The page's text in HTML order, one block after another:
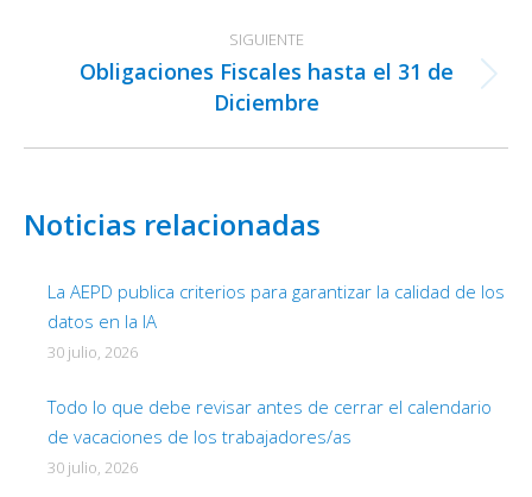
SIGUIENTE
Publicación
siguiente:
Obligaciones Fiscales hasta el 31 de
Diciembre
Noticias relacionadas
La AEPD publica criterios para garantizar la calidad de los
datos en la IA
30 julio, 2026
Todo lo que debe revisar antes de cerrar el calendario
de vacaciones de los trabajadores/as
30 julio, 2026